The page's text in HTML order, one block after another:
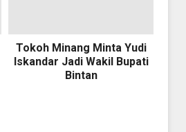
Tokoh Minang Minta Yudi
Iskandar Jadi Wakil Bupati
Bintan